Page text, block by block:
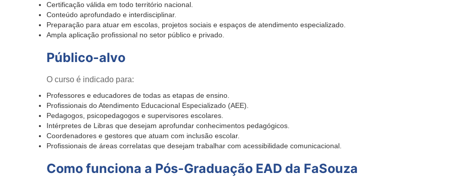
Certificação válida em todo território nacional.
Conteúdo aprofundado e interdisciplinar.
Preparação para atuar em escolas, projetos sociais e espaços de atendimento especializado.
Ampla aplicação profissional no setor público e privado.
Público-alvo
O curso é indicado para:
Professores e educadores de todas as etapas de ensino.
Profissionais do Atendimento Educacional Especializado (AEE).
Pedagogos, psicopedagogos e supervisores escolares.
Intérpretes de Libras que desejam aprofundar conhecimentos pedagógicos.
Coordenadores e gestores que atuam com inclusão escolar.
Profissionais de áreas correlatas que desejam trabalhar com acessibilidade comunicacional.
Como funciona a Pós-Graduação EAD da FaSouza